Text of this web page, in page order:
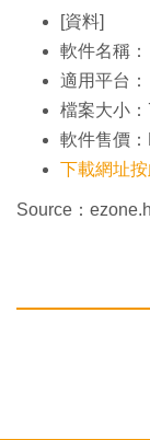
[資料]
軟件名稱：
適用平台
檔案大小
軟件售價
下載網址
Source：